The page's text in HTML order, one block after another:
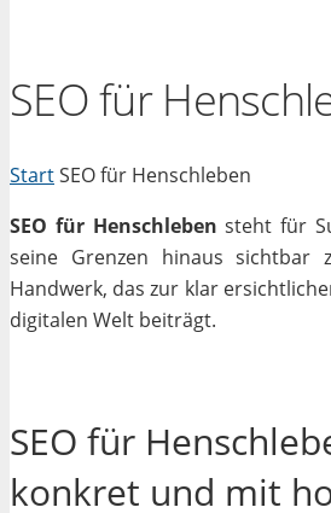
SEO für
StartSEO für Henschleben
SEO für Henschleben steht für
seine Grenzen hinaus sichtbar
Handwerk, das zur klar
digitalen Welt beiträgt.
SEO für
konkret und mit